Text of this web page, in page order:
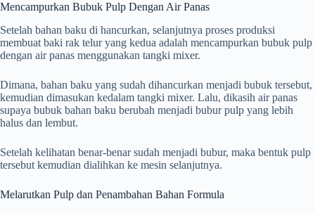
Mencampurkan Bubuk Pulp Dengan Air Panas
Setelah bahan baku di hancurkan, selanjutnya proses produksi
membuat baki rak telur yang kedua adalah mencampurkan bubuk pulp
dengan air panas menggunakan tangki mixer.
Dimana, bahan baku yang sudah dihancurkan menjadi bubuk tersebut,
kemudian dimasukan kedalam tangki mixer. Lalu, dikasih air panas
supaya bubuk bahan baku berubah menjadi bubur pulp yang lebih
halus dan lembut.
Setelah kelihatan benar-benar sudah menjadi bubur, maka bentuk pulp
tersebut kemudian dialihkan ke mesin selanjutnya.
Melarutkan Pulp dan Penambahan Bahan Formula